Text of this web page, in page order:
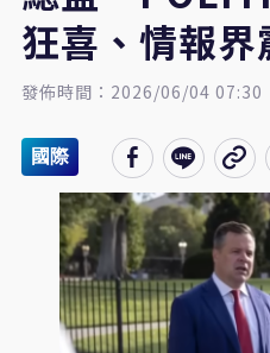
狂喜、情報界
發佈時間：2026/06/04 07:30
國際